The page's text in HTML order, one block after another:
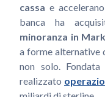
cassa e
banca ha
minoranza in
a forme alternative
non solo.
realizzato